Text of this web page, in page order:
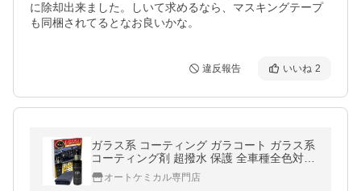
に除却出来ました。しいて求めるなら、マスキングテープ
も同梱されてるとなお良いかな。
違反報告 いいね 2
ガラス系 コーティング ガラコート ガラス系
コーティング剤 超撥水 保護 全車種全色対応
車 バイク 洗車 ワックス 簡単 おすすめ メン
テナンス 送料無料
オートケミカル専門店